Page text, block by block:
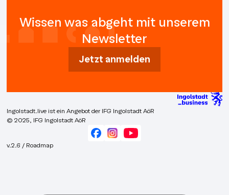
Wissen was abgeht mit unserem
Newsletter
Jetzt anmelden
Ingolstadt.live ist ein Angebot der IFG Ingolstadt AöR
© 2025, IFG Ingolstadt AöR
v.2.6 / Roadmap